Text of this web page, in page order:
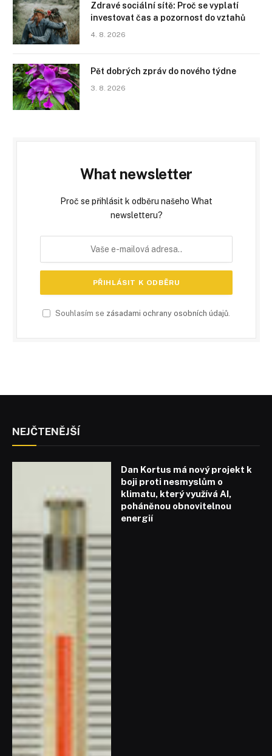
Zdravé sociální sítě: Proč se vyplatí
investovat čas a pozornost do vztahů
4. 8. 2026
Pět dobrých zpráv do nového týdne
3. 8. 2026
What newsletter
Proč se přihlásit k odběru našeho What
newsletteru?
Souhlasím se zásadami ochrany osobních údajů.
NEJČTENĚJŠÍ
Dan Kortus má nový projekt k
boji proti nesmyslům o
klimatu, který využívá AI,
poháněnou obnovitelnou
energií